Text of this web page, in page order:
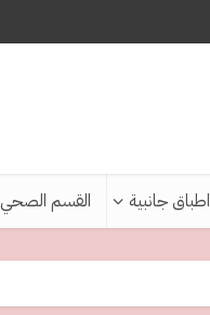
اطباق جانبية القسم الصحي